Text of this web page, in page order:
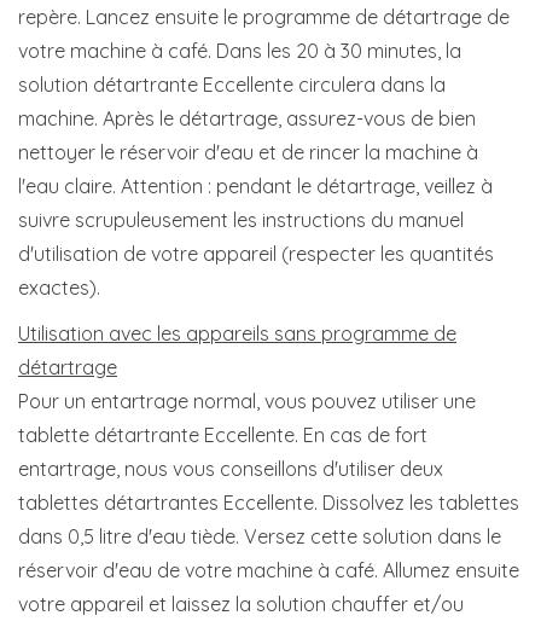
repère. Lancez ensuite le programme de détartrage de
votre machine à café. Dans les 20 à 30 minutes, la
solution détartrante Eccellente circulera dans la
machine. Après le détartrage, assurez-vous de bien
nettoyer le réservoir d'eau et de rincer la machine à
l'eau claire. Attention : pendant le détartrage, veillez à
suivre scrupuleusement les instructions du manuel
d'utilisation de votre appareil (respecter les quantités
exactes).
Utilisation avec les appareils sans programme de
détartrage
Pour un entartrage normal, vous pouvez utiliser une
tablette détartrante Eccellente. En cas de fort
entartrage, nous vous conseillons d'utiliser deux
tablettes détartrantes Eccellente. Dissolvez les tablettes
dans 0,5 litre d'eau tiède. Versez cette solution dans le
réservoir d'eau de votre machine à café. Allumez ensuite
votre appareil et laissez la solution chauffer et/ou